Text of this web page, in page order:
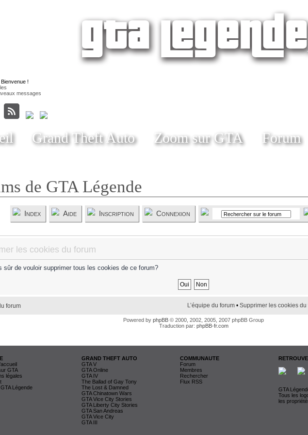
Bienvenue !
messages
Grand Theft Auto Zoom sur GTA Forum
de GTA Légende
Index Aide Inscription Connexion
les cookies du forum
sûr de vouloir supprimer tous les cookies de ce forum?
forum L’équipe du forum • Supprimer les cookies du
Powered by phpBB © 2000, 2002, 2005, 2007 phpBB Group
Traduction par: phpBB-fr.com
GTA
légales
Légende
GRAND THEFT AUTO
GTA V
GTA Online
GTA IV
The Ballad of Gay Tony
The Lost & Damned
GTA Chinatown Wars
GTA Vice City Stories
GTA Liberty City Stories
GTA San Andreas
GTA Vice City
GTA III
COMMUNAUTE
Forum
Membres
Rechercher
Flux RSS
GTA
Tous les
les